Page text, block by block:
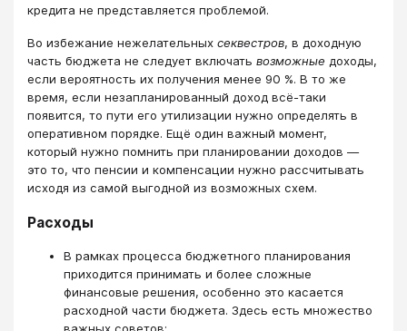
кредита не представляется проблемой.
Во избежание нежелательных секвестров, в доходную
часть бюджета не следует включать возможные доходы,
если вероятность их получения менее 90 %. В то же
время, если незапланированный доход всё-таки
появится, то пути его утилизации нужно определять в
оперативном порядке. Ещё один важный момент,
который нужно помнить при планировании доходов —
это то, что пенсии и компенсации нужно рассчитывать
исходя из самой выгодной из возможных схем.
Расходы
В рамках процесса бюджетного планирования
приходится принимать и более сложные
финансовые решения, особенно это касается
расходной части бюджета. Здесь есть множество
важных советов: